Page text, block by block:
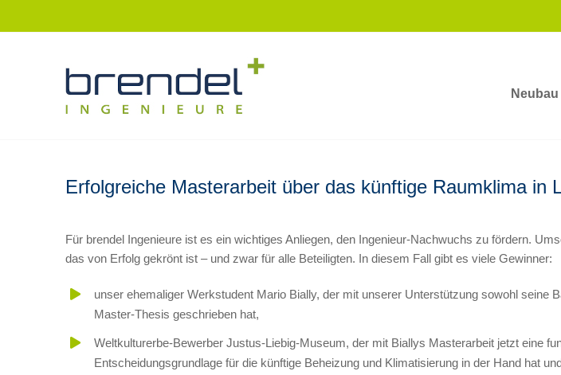
Neubau
Erfolgreiche Masterarbeit über das künftige Raumklima in
Für brendel Ingenieure ist es ein wichtiges Anliegen, den Ingenieur-Nachwuchs zu fördern.
das von Erfolg gekrönt ist – und zwar für alle Beteiligten. In diesem Fall gibt es viele Gewinner:
unser ehemaliger Werkstudent Mario Bially, der mit unserer Unterstützung sowohl seine
Master-Thesis geschrieben hat,
Weltkulturerbe-Bewerber Justus-Liebig-Museum, der mit Biallys Masterarbeit jetzt eine
Entscheidungsgrundlage für die künftige Beheizung und Klimatisierung in der Hand hat